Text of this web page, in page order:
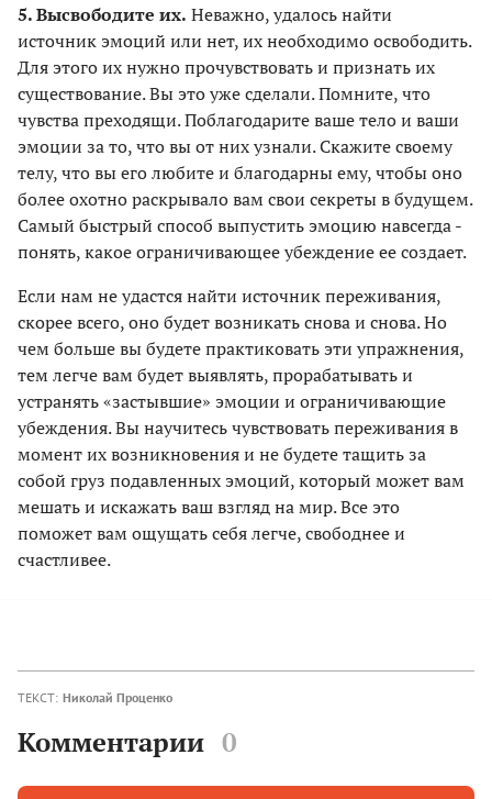
5. Высвободите их. Неважно, удалось найти
источник эмоций или нет, их необходимо освободить.
Для этого их нужно прочувствовать и признать их
существование. Вы это уже сделали. Помните, что
чувства преходящи. Поблагодарите ваше тело и ваши
эмоции за то, что вы от них узнали. Скажите своему
телу, что вы его любите и благодарны ему, чтобы оно
более охотно раскрывало вам свои секреты в будущем.
Самый быстрый способ выпустить эмоцию навсегда -
понять, какое ограничивающее убеждение ее создает.
Если нам не удастся найти источник переживания,
скорее всего, оно будет возникать снова и снова. Но
чем больше вы будете практиковать эти упражнения,
тем легче вам будет выявлять, прорабатывать и
устранять «застывшие» эмоции и ограничивающие
убеждения. Вы научитесь чувствовать переживания в
момент их возникновения и не будете тащить за
собой груз подавленных эмоций, который может вам
мешать и искажать ваш взгляд на мир. Все это
поможет вам ощущать себя легче, свободнее и
счастливее.
ТЕКСТ: Николай Проценко
Комментарии 0